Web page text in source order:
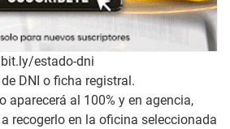
estado-dni
DNI o ficha registral.
aparecerá al 100% y en agencia,
recogerlo en la oficina seleccionada